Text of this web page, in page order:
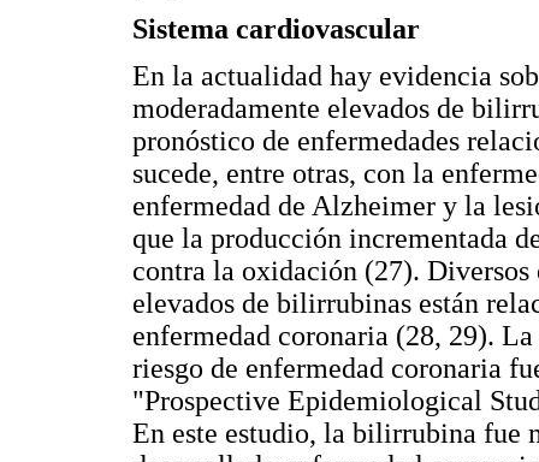
Sistema cardiovascular
En la actualidad hay evidencia
moderadamente elevados de
pronóstico de enfermedades
sucede, entre otras, con la
enfermedad de Alzheimer y la
que la producción incrementada
contra la oxidación (27). Diversos
elevados de bilirrubinas están
enfermedad coronaria (28, 29). La
riesgo de enfermedad coronaria
"Prospective Epidemiological
En este estudio, la bilirrubina fue